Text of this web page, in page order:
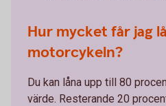
Hur mycket får jag
motorcykeln?
Du kan låna upp till 80
värde. Resterande 20